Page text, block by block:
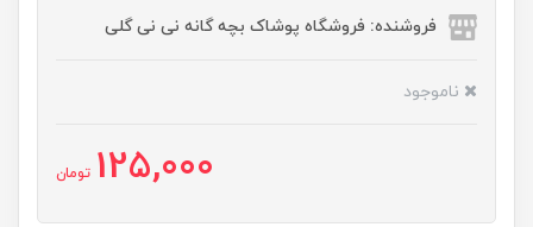
فروشنده: فروشگاه پوشاک بچه گانه نی نی گلی
ناموجود
125,000 تومان